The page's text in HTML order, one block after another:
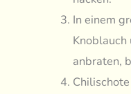
In einem
anbraten,